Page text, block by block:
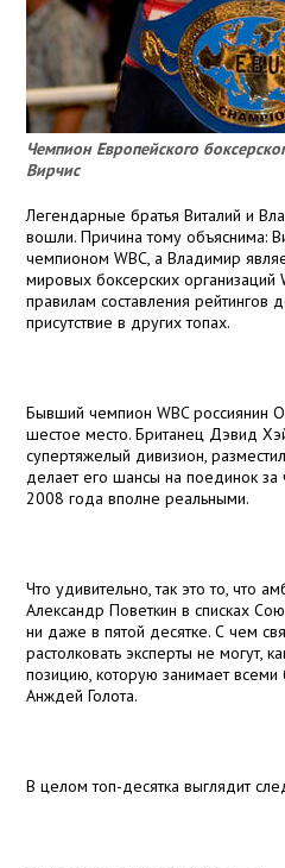
Чемпион Европейского
Вирчис
Легендарные братья Виталий и
вошли. Причина тому объяснима:
чемпионом WBC, а Владимир
мировых боксерских организаций
правилам составления рейтингов
присутствие в других топах.
Бывший чемпион WBC россиянин
шестое место. Британец Дэвид
супертяжелый дивизион,
делает его шансы на поединок за
2008 года вполне реальными.
Что удивительно, так это то, что
Александр Поветкин в списках
ни даже в пятой десятке. С чем
растолковать эксперты не могут,
позицию, которую занимает всеми
Анждей Голота.
В целом топ-десятка выглядит